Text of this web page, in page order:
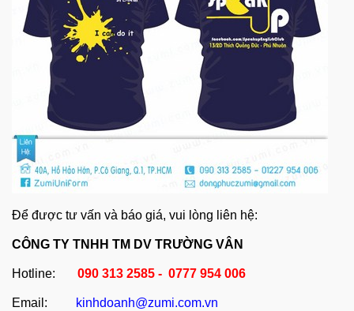
Để được tư vấn và báo giá, vui lòng liên hệ:
CÔNG TY TNHH TM DV TRƯỜNG VÂN
Hotline: 090 313 2585 - 0777 954 006
Email: kinhdoanh@zumi.com.vn